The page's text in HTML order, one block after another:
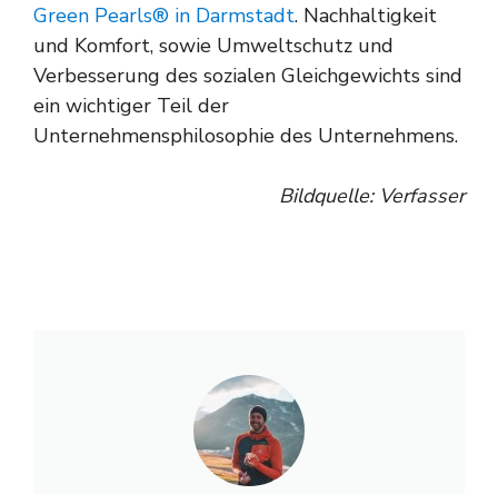
Green Pearls® in Darmstadt. Nachhaltigkeit
und Komfort, sowie Umweltschutz und
Verbesserung des sozialen Gleichgewichts sind
ein wichtiger Teil der
Unternehmensphilosophie des Unternehmens.
Bildquelle: Verfasser